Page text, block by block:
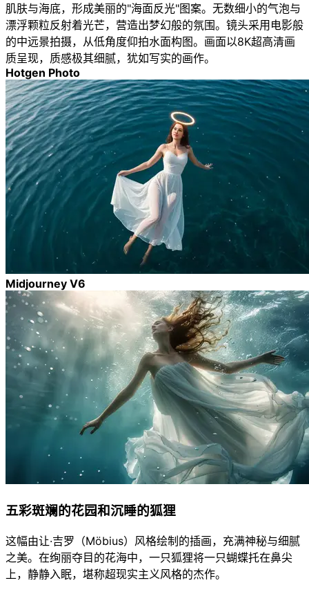
肌肤与海底，形成美丽的"海面反光"图案。无数细小的气泡与
漂浮颗粒反射着光芒，营造出梦幻般的氛围。镜头采用电影般
的中远景拍摄，从低角度仰拍水面构图。画面以8K超高清画
质呈现，质感极其细腻，犹如写实的画作。
Hotgen Photo
Midjourney V6
五彩斑斓的花园和沉睡的狐狸
这幅由让·吉罗（Möbius）风格绘制的插画，充满神秘与细腻
之美。在绚丽夺目的花海中，一只狐狸将一只蝴蝶托在鼻尖
上，静静入眠，堪称超现实主义风格的杰作。